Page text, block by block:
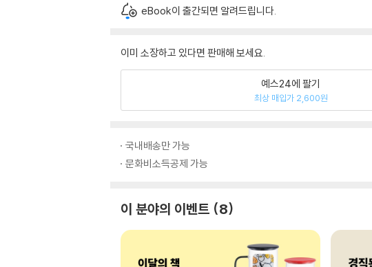
eBook이 출간되면 알려드립니다.
이미 소장하고 있다면 판매해 보세요.
예스24에 팔기
최상 매입가 2,600원
국내배송만 가능
문화비소득공제 가능
이 분야의 이벤트 8